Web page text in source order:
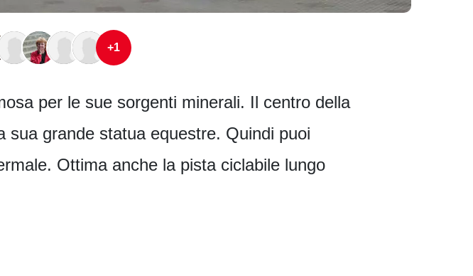
+1
per le sue sorgenti minerali. Il centro della
grande statua equestre. Quindi puoi
Ottima anche la pista ciclabile lungo